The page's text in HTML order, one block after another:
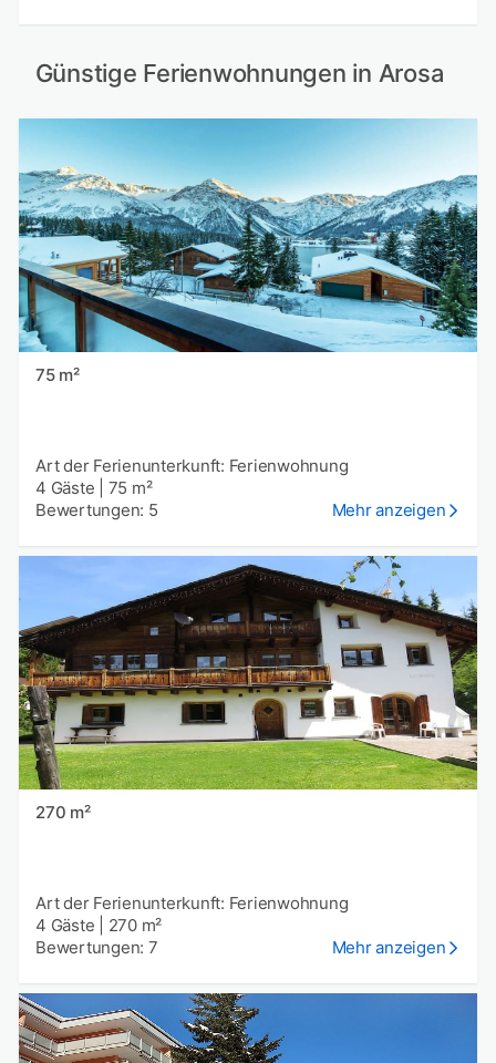
Günstige Ferienwohnungen in Arosa
75 m²
Art der Ferienunterkunft: Ferienwohnung
4 Gäste
75 m²
Bewertungen: 5
Mehr anzeigen
270 m²
Art der Ferienunterkunft: Ferienwohnung
4 Gäste
270 m²
Bewertungen: 7
Mehr anzeigen